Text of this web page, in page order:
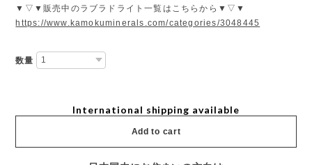
▼▽▼販売中のラブラドライト一覧はこちらから▼▽▼
https://www.kamokuminerals.com/categories/3048445
数量
International shipping available
Add to cart